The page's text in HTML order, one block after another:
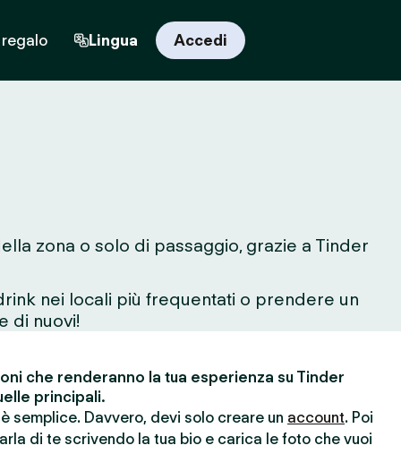
Lingua Accedi
zona o solo di passaggio, grazie a Tinder
nei locali più frequentati o prendere un
di nuovi!
che renderanno la tua esperienza su Tinder
principali.
semplice. Davvero, devi solo creare un account. Poi
di te scrivendo la tua bio e carica le foto che vuoi